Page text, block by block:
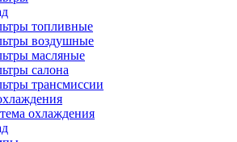
топливные
воздушные
масляные
салона
трансмиссии
охлаждения